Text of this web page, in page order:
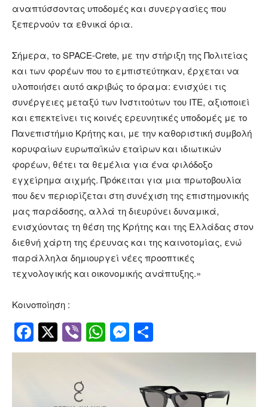
αναπτύσσοντας υποδομές και συνεργασίες που
ξεπερνούν τα εθνικά όρια.
Σήμερα, το SPACE-Crete, με την στήριξη της Πολιτείας
και των φορέων που το εμπιστεύτηκαν, έρχεται να
υλοποιήσει αυτό ακριβώς το όραμα: ενισχύει τις
συνέργειες μεταξύ των Ινστιτούτων του ΙΤΕ, αξιοποιεί
και επεκτείνει τις κοινές ερευνητικές υποδομές με το
Πανεπιστήμιο Κρήτης και, με την καθοριστική συμβολή
κορυφαίων ευρωπαϊκών εταίρων και ιδιωτικών
φορέων, θέτει τα θεμέλια για ένα φιλόδοξο
εγχείρημα αιχμής. Πρόκειται για μια πρωτοβουλία
που δεν περιορίζεται στη συνέχιση της επιστημονικής
μας παράδοσης, αλλά τη διευρύνει δυναμικά,
ενισχύοντας τη θέση της Κρήτης και της Ελλάδας στον
διεθνή χάρτη της έρευνας και της καινοτομίας, ενώ
παράλληλα δημιουργεί νέες προοπτικές
τεχνολογικής και οικονομικής ανάπτυξης.»
Κοινοποίηση :
Facebook
Twitter
ViberWhatsApp
Messenger